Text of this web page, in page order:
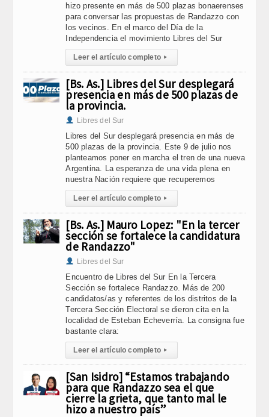
hizo presente en más de 500 plazas bonaerenses
para conversar las propuestas de Randazzo con
los vecinos. En el marco del Día de la
Independencia el movimiento Libres del Sur
Leer el artículo completo ▸
[Bs. As.] Libres del Sur desplegará
presencia en más de 500 plazas de
la provincia.
Libres del Sur
Libres del Sur desplegará presencia en más de
500 plazas de la provincia. Este 9 de julio nos
planteamos poner en marcha el tren de una nueva
Argentina. La esperanza de una vida plena en
nuestra Nación requiere que recuperemos
Leer el artículo completo ▸
[Bs. As.] Mauro Lopez: "En la tercer
sección se fortalece la candidatura
de Randazzo"
Libres del Sur
Encuentro de Libres del Sur En la Tercera
Sección se fortalece Randazzo. Más de 200
candidatos/as y referentes de los distritos de la
Tercera Sección Electoral se dieron cita en la
localidad de Esteban Echeverría. La consigna fue
bastante clara:
Leer el artículo completo ▸
[San Isidro] “Estamos trabajando
para que Randazzo sea el que
cierre la grieta, que tanto mal le
hizo a nuestro país”